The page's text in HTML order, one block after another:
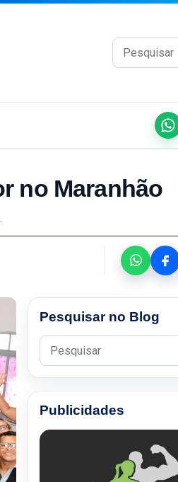
Pesquisar por:
no Maranhão
Pesquisar no Blog
Pesquisar por:
Publicidades